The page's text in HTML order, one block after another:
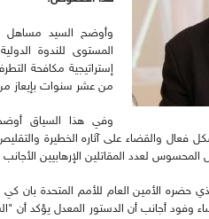
وأوضح السيد مساهل
المستوى للندوة
إستراتيجية مكافحة
من عشر سنوات بإيعاز
وفي هذا السياق
والقضاء على آثاره الخطيرة
لعدد المقاتلين الإرهابيين الأجانب
حضره الأمين العام للأمم المتحدة بان كي
وفود أجانب أن الدستور المعدل يؤكد